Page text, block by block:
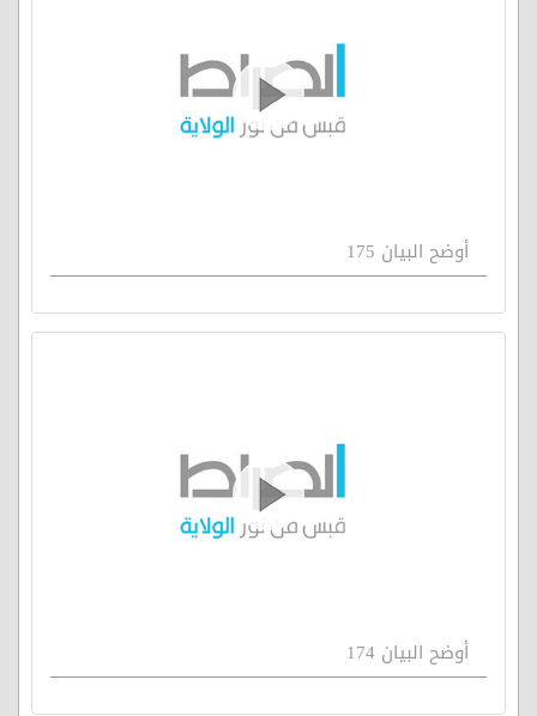
أوضح البيان 175
أوضح البيان 174